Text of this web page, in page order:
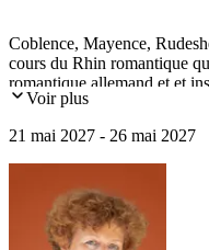
Coblence, Mayence,
cours du Rhin romantique
romantique allemand et et
comme Heinrich Heine à
Voir plus
21 mai 2027 - 26 mai 2027